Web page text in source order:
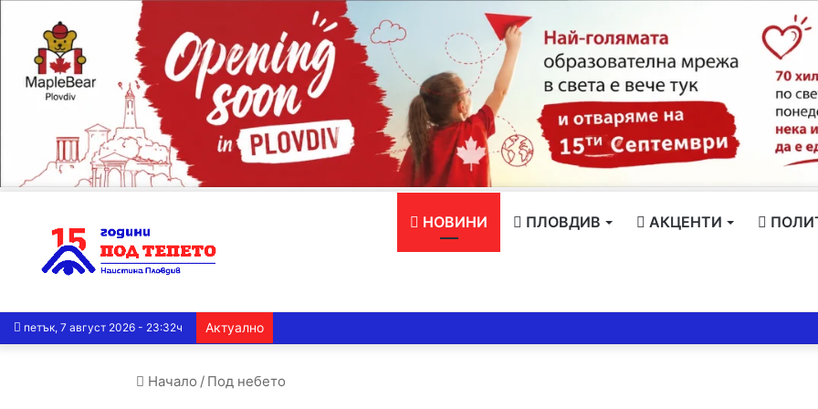
НОВИНИ ПЛОВДИВ АКЦЕНТИ
петък, 7 август 2026 - 23:32ч Актуално
Начало / Под небето